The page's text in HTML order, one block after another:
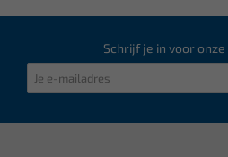
Schrijf je in voor onze